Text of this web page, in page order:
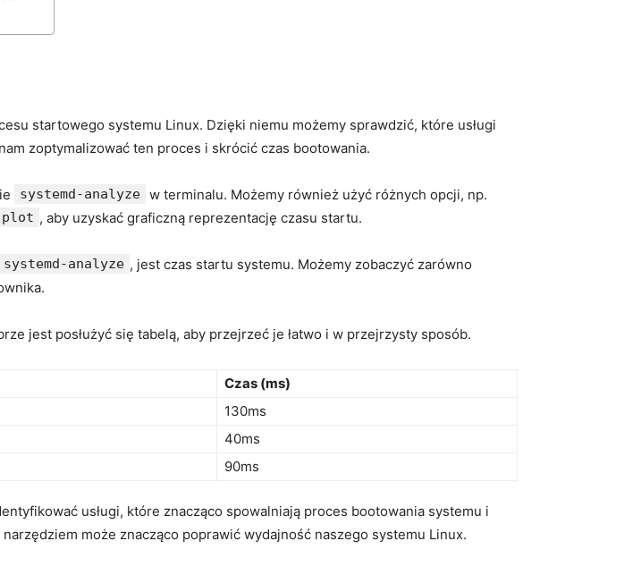
startowego systemu Linux. Dzięki niemu możemy sprawdzić, które usługi
zoptymalizować ten proces i skrócić czas bootowania.
systemd-analyze w terminalu. Możemy⁢ również użyć różnych opcji, np.
plot , aby uzyskać graficzną reprezentację czasu startu.
systemd-analyze , jest⁣ czas startu systemu. Możemy zobaczyć zarówno
jest ‍posłużyć się tabelą, aby⁤ przejrzeć je łatwo i w przejrzysty sposób.
Czas (ms)
130ms
40ms
90ms
usługi, które znacząco spowalniają proces ​bootowania systemu ⁤i
może ‍znacząco poprawić wydajność naszego ⁢systemu Linux.